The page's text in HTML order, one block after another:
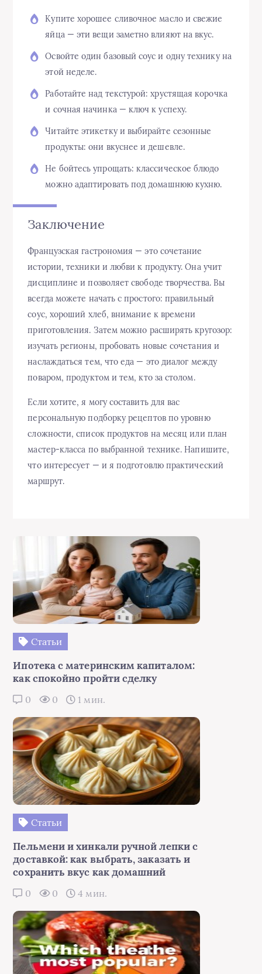
Купите хорошее сливочное масло и свежие
яйца — эти вещи заметно влияют на вкус.
Освойте один базовый соус и одну технику на
этой неделе.
Работайте над текстурой: хрустящая корочка
и сочная начинка — ключ к успеху.
Читайте этикетку и выбирайте сезонные
продукты: они вкуснее и дешевле.
Не бойтесь упрощать: классическое блюдо
можно адаптировать под домашнюю кухню.
Заключение
Французская гастрономия — это сочетание
истории, техники и любви к продукту. Она учит
дисциплине и позволяет свободе творчества. Вы
всегда можете начать с простого: правильный
соус, хороший хлеб, внимание к времени
приготовления. Затем можно расширять кругозор:
изучать регионы, пробовать новые сочетания и
наслаждаться тем, что еда — это диалог между
поваром, продуктом и тем, кто за столом.
Если хотите, я могу составить для вас
персональную подборку рецептов по уровню
сложности, список продуктов на месяц или план
мастер‑класса по выбранной технике. Напишите,
что интересует — и я подготовлю практический
маршрут.
Статьи
Ипотека с материнским капиталом:
как спокойно пройти сделку
0 0 1 мин.
Статьи
Пельмени и хинкали ручной лепки с
доставкой: как выбрать, заказать и
сохранить вкус как домашний
0 0 4 мин.